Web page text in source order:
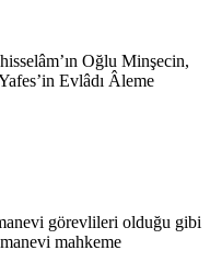
Oğlu Minşecin,
Evlâdı Âleme
görevlileri olduğu gibi
mahkeme